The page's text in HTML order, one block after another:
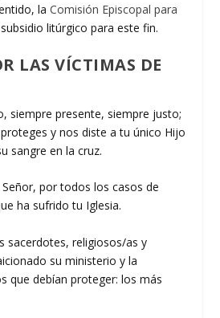
laComisión Episcopal para
litúrgico para este fin.
LAS VÍCTIMAS DE
siempre presente, siempre justo;
y nos diste a tu único Hijo
sangre en la cruz.
por todos los casos de
ha sufrido tu Iglesia.
sacerdotes, religiosos/as y
su ministerio y la
que debían proteger: los más